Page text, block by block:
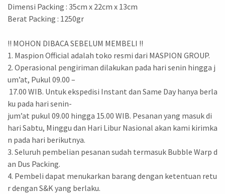
Dimensi Packing : 35cm x 22cm x 13cm
Berat Packing : 1250gr
!! MOHON DIBACA SEBELUM MEMBELI !!
1. Maspion Official adalah toko resmi dari MASPION GROUP.
2. Operasional pengiriman dilakukan pada hari senin hingga j
um’at, Pukul 09.00 –
17.00 WIB. Untuk ekspedisi Instant dan Same Day hanya berla
ku pada hari senin-
jum’at pukul 09.00 hingga 15.00 WIB. Pesanan yang masuk di
hari Sabtu, Minggu dan Hari Libur Nasional akan kami kirimka
n pada hari berikutnya.
3. Seluruh pembelian pesanan sudah termasuk Bubble Warp d
an Dus Packing.
4. Pembeli dapat menukarkan barang dengan ketentuan retu
r dengan S&K yang berlaku.